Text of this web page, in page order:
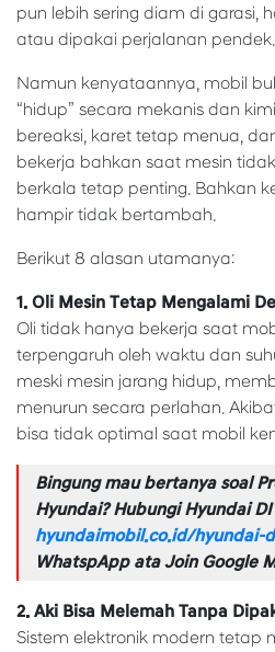
pun lebih sering diam di garasi,
atau dipakai perjalanan pendek.
Namun kenyataannya, mobil
“hidup” secara mekanis dan
bereaksi, karet tetap menua,
bekerja bahkan saat mesin
berkala tetap penting. Bahkan
hampir tidak bertambah.
Berikut 8 alasan utamanya:
1. Oli Mesin Tetap Mengalami
Oli tidak hanya bekerja saat
terpengaruh oleh waktu dan
meski mesin jarang hidup,
menurun secara perlahan.
bisa tidak optimal saat mobil
Bingung mau bertanya soal
Hyundai? Hubungi Hyundai
hyundaimobil.co.id/hyundai-
WhatspApp ata Join Google
2. Aki Bisa Melemah Tanpa
Sistem elektronik modern tetap